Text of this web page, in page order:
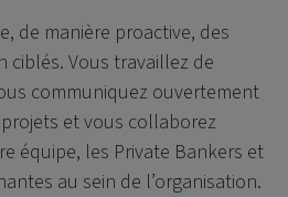
de manière proactive, des
ciblés. Vous travaillez de
communiquez ouvertement
et vous collaborez
équipe, les Private Bankers et
au sein de l’organisation.